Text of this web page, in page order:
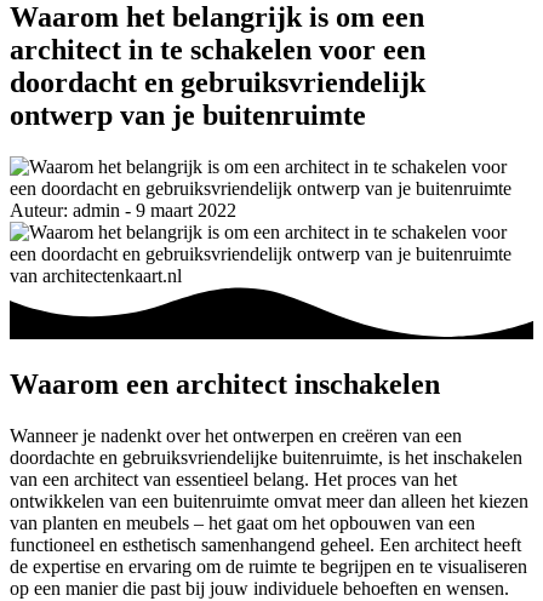
Waarom het belangrijk is om een
architect in te schakelen voor een
doordacht en gebruiksvriendelijk
ontwerp van je buitenruimte
Auteur: admin - 9 maart 2022
Waarom een architect inschakelen
Wanneer je nadenkt over het ontwerpen en creëren van een
doordachte en gebruiksvriendelijke buitenruimte, is het inschakelen
van een architect van essentieel belang. Het proces van het
ontwikkelen van een buitenruimte omvat meer dan alleen het kiezen
van planten en meubels – het gaat om het opbouwen van een
functioneel en esthetisch samenhangend geheel. Een architect heeft
de expertise en ervaring om de ruimte te begrijpen en te visualiseren
op een manier die past bij jouw individuele behoeften en wensen.